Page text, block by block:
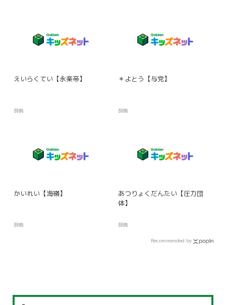
えいらくてい【永楽帝】
辞典
＊よとう【与党】
辞典
かいれい【海嶺】
辞典
あつりょくだんたい【圧力団
体】
辞典
Recommended by